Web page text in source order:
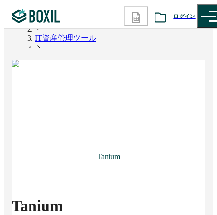
ログイン
カテゴリから探す
BOXIL
IT資産管理ツール
Tanium
Tanium